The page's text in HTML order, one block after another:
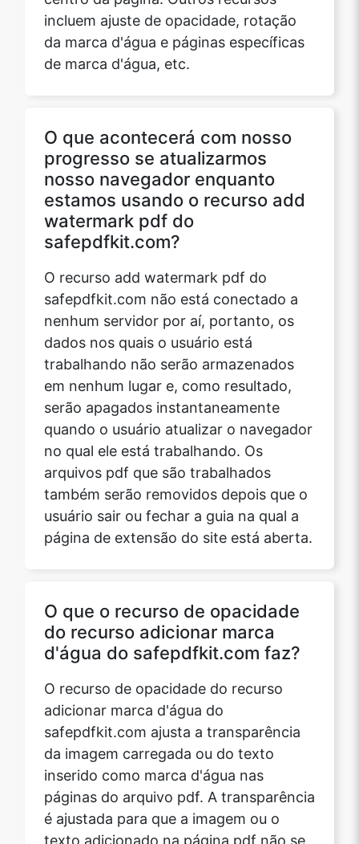
incluem ajuste de opacidade, rotação
da marca d'água e páginas específicas
de marca d'água, etc.
O que acontecerá com nosso
progresso se atualizarmos
nosso navegador enquanto
estamos usando o recurso add
watermark pdf do
safepdfkit.com?
O recurso add watermark pdf do
safepdfkit.com não está conectado a
nenhum servidor por aí, portanto, os
dados nos quais o usuário está
trabalhando não serão armazenados
em nenhum lugar e, como resultado,
serão apagados instantaneamente
quando o usuário atualizar o navegador
no qual ele está trabalhando. Os
arquivos pdf que são trabalhados
também serão removidos depois que o
usuário sair ou fechar a guia na qual a
página de extensão do site está aberta.
O que o recurso de opacidade
do recurso adicionar marca
d'água do safepdfkit.com faz?
O recurso de opacidade do recurso
adicionar marca d'água do
safepdfkit.com ajusta a transparência
da imagem carregada ou do texto
inserido como marca d'água nas
páginas do arquivo pdf. A transparência
é ajustada para que a imagem ou o
texto adicionado na página pdf não se